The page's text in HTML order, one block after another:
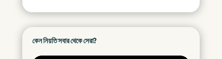
কেন নিয়তি সবার থেকে সেরা?